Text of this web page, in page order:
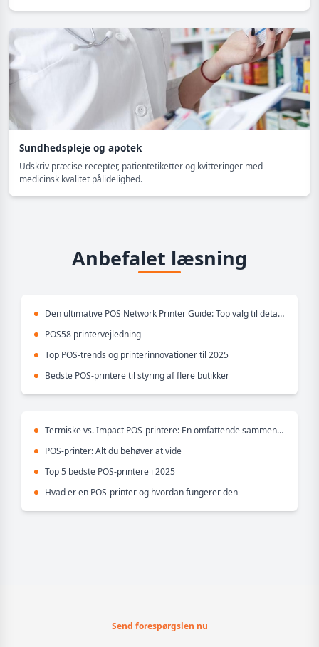
Sundhedspleje og apotek
Udskriv præcise recepter, patientetiketter og kvitteringer med
medicinsk kvalitet pålidelighed.
Anbefalet læsning
Den ultimative POS Network Printer Guide: Top valg til detailhandel og restauranter
POS58 printervejledning
Top POS-trends og printerinnovationer til 2025
Bedste POS-printere til styring af flere butikker
Termiske vs. Impact POS-printere: En omfattende sammenligning
POS-printer: Alt du behøver at vide
Top 5 bedste POS-printere i 2025
Hvad er en POS-printer og hvordan fungerer den
Send forespørgslen nu